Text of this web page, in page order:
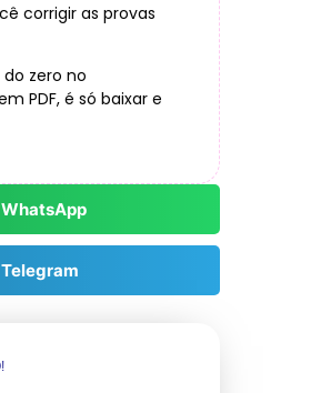
corrigir as provas
zero no
PDF, é só baixar e
WhatsApp
Telegram